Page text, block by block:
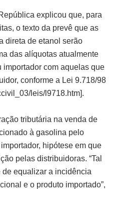
explicou que, para
o texto da prevê que as
direta de etanol serão
das alíquotas atualmente
importador com aquelas que
conforme a Lei 9.718/98
leis/l9718.htm].
tributária na venda de
à gasolina pelo
hipótese em que
pelas distribuidoras. “Tal
equalizar a incidência
e o produto importado”,